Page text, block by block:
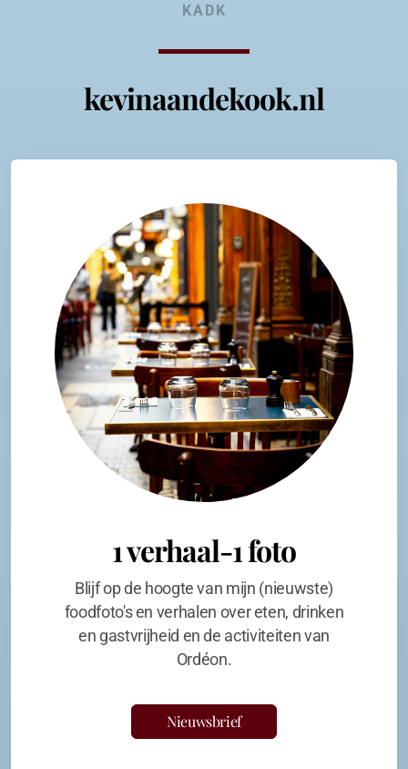
KADK
kevinaandekook.nl
1 verhaal-1 foto
Blijf op de hoogte van mijn (nieuwste)
foodfoto's en verhalen over eten, drinken
en gastvrijheid en de activiteiten van
Ordéon.
Nieuwsbrief